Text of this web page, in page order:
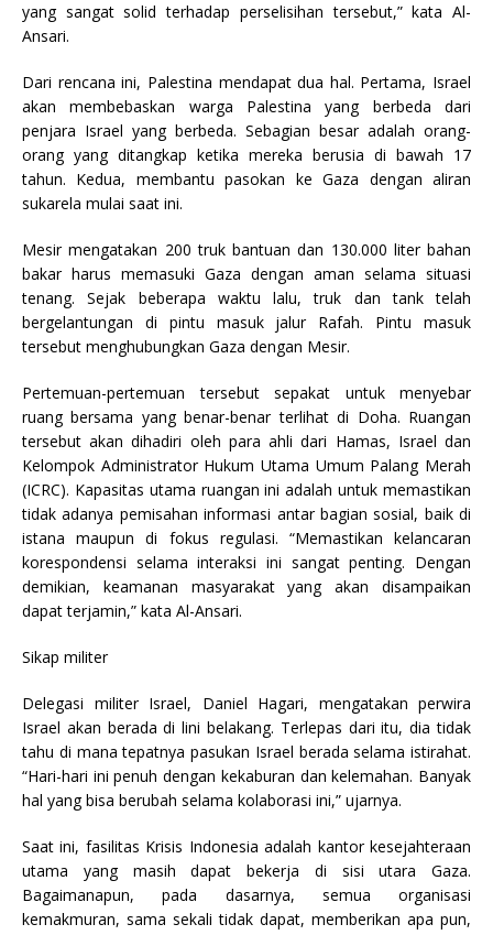
yang sangat solid terhadap perselisihan tersebut,” kata Al-
Ansari.
Dari rencana ini, Palestina mendapat dua hal. Pertama, Israel
akan membebaskan warga Palestina yang berbeda dari
penjara Israel yang berbeda. Sebagian besar adalah orang-
orang yang ditangkap ketika mereka berusia di bawah 17
tahun. Kedua, membantu pasokan ke Gaza dengan aliran
sukarela mulai saat ini.
Mesir mengatakan 200 truk bantuan dan 130.000 liter bahan
bakar harus memasuki Gaza dengan aman selama situasi
tenang. Sejak beberapa waktu lalu, truk dan tank telah
bergelantungan di pintu masuk jalur Rafah. Pintu masuk
tersebut menghubungkan Gaza dengan Mesir.
Pertemuan-pertemuan tersebut sepakat untuk menyebar
ruang bersama yang benar-benar terlihat di Doha. Ruangan
tersebut akan dihadiri oleh para ahli dari Hamas, Israel dan
Kelompok Administrator Hukum Utama Umum Palang Merah
(ICRC). Kapasitas utama ruangan ini adalah untuk memastikan
tidak adanya pemisahan informasi antar bagian sosial, baik di
istana maupun di fokus regulasi. “Memastikan kelancaran
korespondensi selama interaksi ini sangat penting. Dengan
demikian, keamanan masyarakat yang akan disampaikan
dapat terjamin,” kata Al-Ansari.
Sikap militer
Delegasi militer Israel, Daniel Hagari, mengatakan perwira
Israel akan berada di lini belakang. Terlepas dari itu, dia tidak
tahu di mana tepatnya pasukan Israel berada selama istirahat.
“Hari-hari ini penuh dengan kekaburan dan kelemahan. Banyak
hal yang bisa berubah selama kolaborasi ini,” ujarnya.
Saat ini, fasilitas Krisis Indonesia adalah kantor kesejahteraan
utama yang masih dapat bekerja di sisi utara Gaza.
Bagaimanapun, pada dasarnya, semua organisasi
kemakmuran, sama sekali tidak dapat, memberikan apa pun,